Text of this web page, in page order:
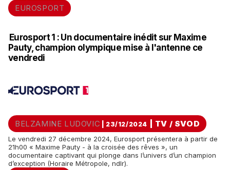
EUROSPORT
Eurosport 1 : Un documentaire inédit sur Maxime
Pauty, champion olympique mise à l'antenne ce
vendredi
BELZAMINE LUDOVIC | 23/12/2024 TV / SVOD
Le vendredi 27 décembre 2024, Eurosport présentera à partir de
21h00 « Maxime Pauty - à la croisée des rêves », un
documentaire captivant qui plonge dans l’univers d’un champion
d’exception (Horaire Métropole, ndlr).